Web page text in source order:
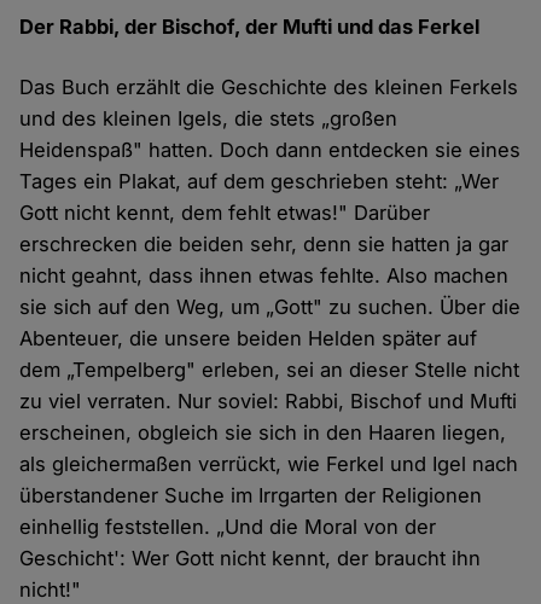
Der Rabbi, der Bischof, der Mufti und das Ferkel
Das Buch erzählt die Geschichte des kleinen Ferkels
und des kleinen Igels, die stets „großen
Heidenspaß" hatten. Doch dann entdecken sie eines
Tages ein Plakat, auf dem geschrieben steht: „Wer
Gott nicht kennt, dem fehlt etwas!" Darüber
erschrecken die beiden sehr, denn sie hatten ja gar
nicht geahnt, dass ihnen etwas fehlte. Also machen
sie sich auf den Weg, um „Gott" zu suchen. Über die
Abenteuer, die unsere beiden Helden später auf
dem „Tempelberg" erleben, sei an dieser Stelle nicht
zu viel verraten. Nur soviel: Rabbi, Bischof und Mufti
erscheinen, obgleich sie sich in den Haaren liegen,
als gleichermaßen verrückt, wie Ferkel und Igel nach
überstandener Suche im Irrgarten der Religionen
einhellig feststellen. „Und die Moral von der
Geschicht': Wer Gott nicht kennt, der braucht ihn
nicht!"